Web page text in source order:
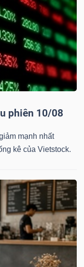
phiên 10/08
mạnh nhất
kê của Vietstock.